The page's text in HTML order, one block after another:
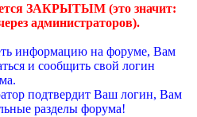
ЗАКРЫТЫМ (это значит:
администраторов).
информацию на форуме, Вам
и сообщить свой логин
подтвердит Ваш логин, Вам
разделы форума!